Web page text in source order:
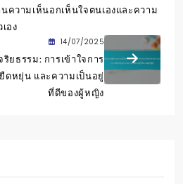
ความเห็นอกเห็นใจตนเองและความ
อง
14/07/2025
ยธรรม: การเข้าใจการ
ดหยุ่น และความเป็นอยู่
ที่ดีของผู้หญิง